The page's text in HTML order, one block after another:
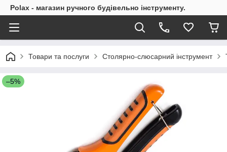
Polax - магазин ручного будівельно інструменту.
Товари та послуги Столярно-слюсарний інструмент
–5%